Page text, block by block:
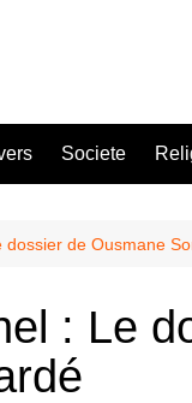
Societe
dossier de Ousmane
: Le